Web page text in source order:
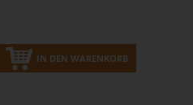
IN DEN WARENKORB